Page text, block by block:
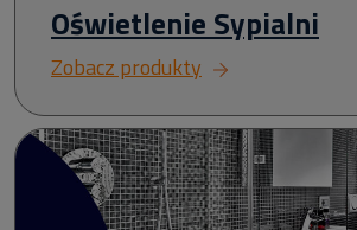
Oświetlenie Sypialni
Zobacz produkty